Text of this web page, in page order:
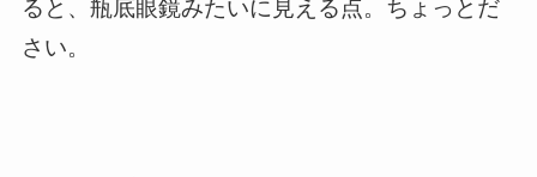
ると、瓶底眼鏡みたいに見える点。ちょっとだ
さい。